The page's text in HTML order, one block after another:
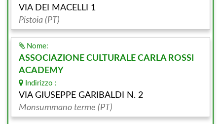
VIA DEI MACELLI 1
Pistoia (PT)
Nome:
ASSOCIAZIONE CULTURALE CARLA ROSSI
ACADEMY
Indirizzo :
VIA GIUSEPPE GARIBALDI N. 2
Monsummano terme (PT)